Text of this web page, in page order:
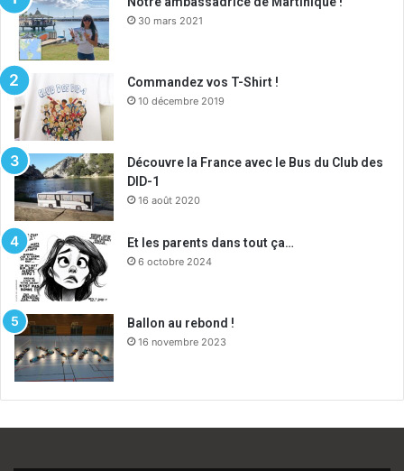
30 mars 2021
Commandez vos T-Shirt !
10 décembre 2019
Découvre la France avec le Bus du Club des
DID-1
16 août 2020
Et les parents dans tout ça…
6 octobre 2024
Ballon au rebond !
16 novembre 2023